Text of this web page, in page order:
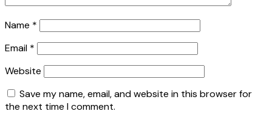
Name *
Email *
Website
Save my name, email, and website in this browser for
the next time I comment.